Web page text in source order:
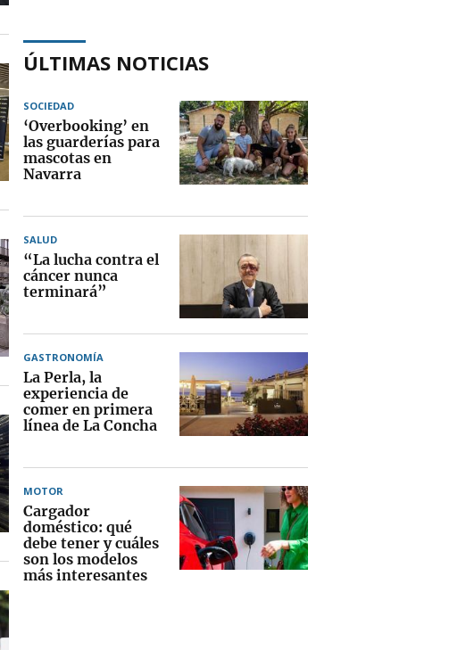
ÚLTIMAS NOTICIAS
SOCIEDAD
‘Overbooking’ en
las guarderías para
mascotas en
Navarra
SALUD
“La lucha contra el
cáncer nunca
terminará”
GASTRONOMÍA
La Perla, la
experiencia de
comer en primera
línea de La Concha
MOTOR
Cargador
doméstico: qué
debe tener y cuáles
son los modelos
más interesantes